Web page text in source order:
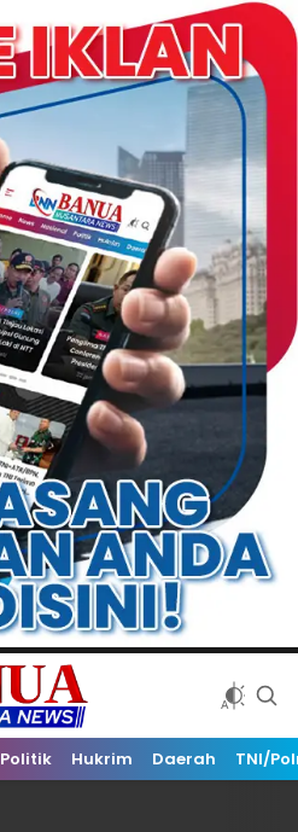
Politik Hukrim Daerah TNI/